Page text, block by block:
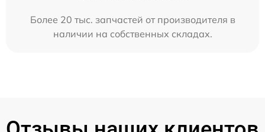
Более 20 тыс. запчастей от производителя в
наличии на собственных складах.